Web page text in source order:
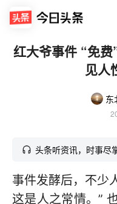
红大爷事件 “免
见人
东
头条听资讯，时事尽
事件发酵后，不少
这是人之常情。”